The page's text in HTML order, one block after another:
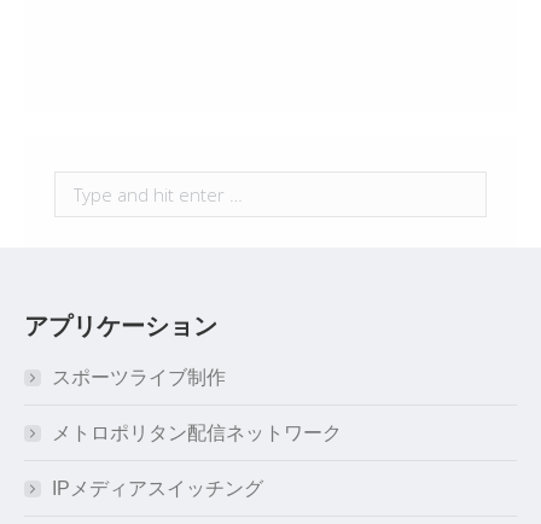
Search:
アプリケーション
スポーツライブ制作
メトロポリタン配信ネットワーク
IPメディアスイッチング